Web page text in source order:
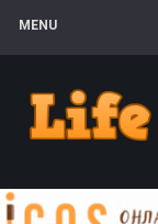
MENU